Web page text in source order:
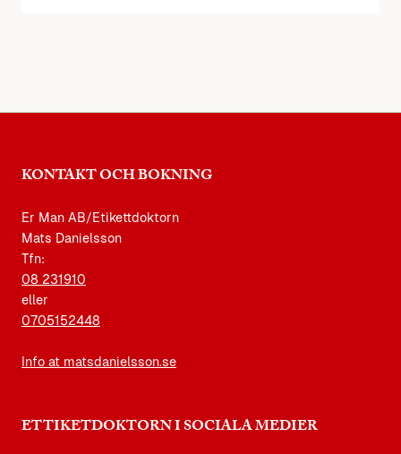
KONTAKT OCH BOKNING
Er Man AB/Etikettdoktorn
Mats Danielsson
Tfn:
08 231910
eller
0705152448
Info at matsdanielsson.se
ETTIKETDOKTORN I SOCIALA MEDIER